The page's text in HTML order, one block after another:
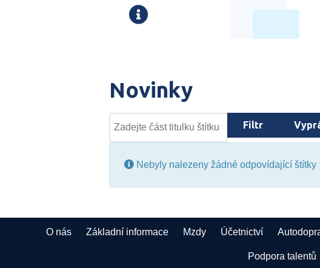
Novinky
Filtr
Informace
Nebyly nalezeny žádné odpovídající štítky
O nás Základní informace Mzdy Účetnictví
Podpora talentů